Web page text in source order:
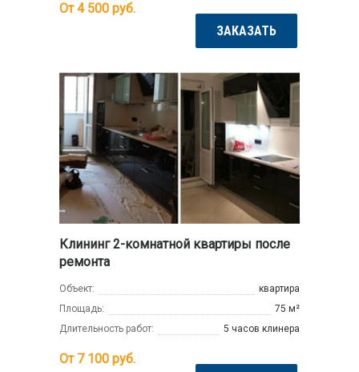
От 4 500 руб.
ЗАКАЗАТЬ
Клининг 2-комнатной квартиры после
ремонта
Объект:
квартира
Площадь:
75 м²
Длительность работ:
5 часов клинера
От 7 100 руб.